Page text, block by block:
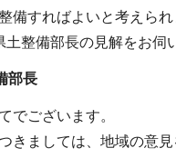
備すればよいと考えられ
土整備部長の見解をお伺
部長
でございます。
きましては、地域の意